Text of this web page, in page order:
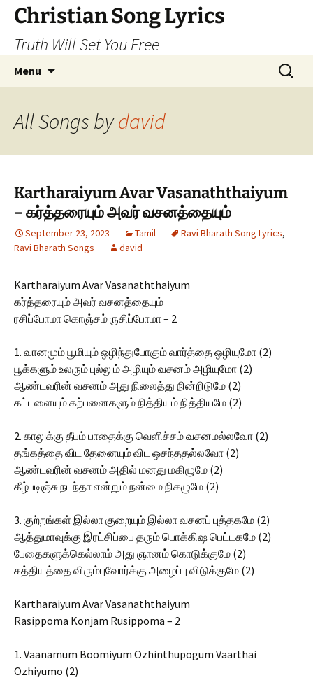
Skip
content
Christian Song Lyrics
Truth Will Set You Free
Menu
Search
for:
All Songs bydavid
Kartharaiyum Avar Vasanaththaiyum
– கர்த்தரையும் அவர் வசனத்தையும்
September 23, 2023 Tamil Ravi Bharath Song Lyrics,
Ravi Bharath Songs
david
Kartharaiyum Avar Vasanaththaiyum
கர்த்தரையும் அவர் வசனத்தையும்
ரசிப்போமா கொஞ்சம் ருசிப்போமா – 2
1. வானமும் பூமியும் ஒழிந்துபோகும் வார்த்தை ஒழியுமோ (2)
பூக்களும் உலரும் புல்லும் அழியும் வசனம் அழியுமோ (2)
ஆண்டவரின் வசனம் அது நிலைத்து நின்றிடுமே (2)
கட்டளையும் கற்பனைகளும் நித்தியம் நித்தியமே (2)
2. காலுக்கு தீபம் பாதைக்கு வெளிச்சம் வசனமல்லவோ (2)
தங்கத்தை விட தேனையும் விட ஒசந்ததல்லவோ (2)
ஆண்டவரின் வசனம் அதில் மனது மகிழுமே (2)
கீழ்படிஞ்சு நடந்தா என்றும் நன்மை நிகழுமே (2)
3. குற்றங்கள் இல்லா குறையும் இல்லா வசனப் புத்தகமே (2)
ஆத்துமாவுக்கு இரட்சிப்பை தரும் பொக்கிஷ பெட்டகமே (2)
பேதைகளுக்கெல்லாம் அது ஞானம் கொடுக்குமே (2)
சத்தியத்தை விரும்புவோர்க்கு அழைப்பு விடுக்குமே (2)
Kartharaiyum Avar Vasanaththaiyum
Rasippoma Konjam Rusippoma – 2
1. Vaanamum Boomiyum Ozhinthupogum Vaarthai
Ozhiyumo (2)